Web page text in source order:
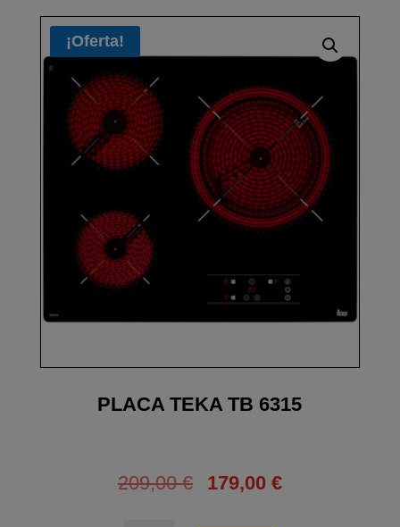
¡Oferta!
PLACA TEKA TB 6315
209,00€ 179,00 €